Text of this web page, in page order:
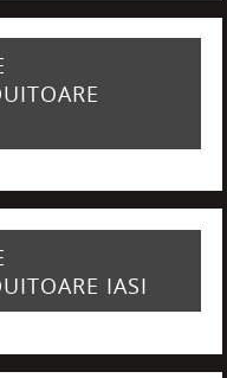
IASI